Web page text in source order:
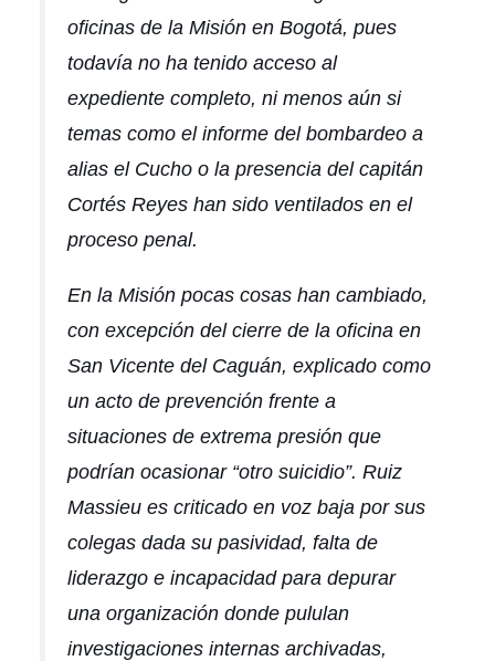
oficinas de la Misión en Bogotá, pues
todavía no ha tenido acceso al
expediente completo, ni menos aún si
temas como el informe del bombardeo a
aliasel Cucho o la presencia del capitán
Cortés Reyes han sido ventilados en el
proceso penal.
En la Misión pocas cosas han cambiado,
con excepción del cierre de la oficina en
San Vicente del Caguán, explicado como
un acto de prevención frente a
situaciones de extrema presión que
podrían ocasionar “otro suicidio”. Ruiz
Massieu es criticado en voz baja por sus
colegas dada su pasividad, falta de
liderazgo e incapacidad para depurar
una organización donde pululan
investigaciones internas archivadas,